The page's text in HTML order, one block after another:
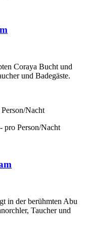
Coraya Bucht und
und Badegäste.
Nacht
pro Person/Nacht
in der berühmten Abu
Taucher und